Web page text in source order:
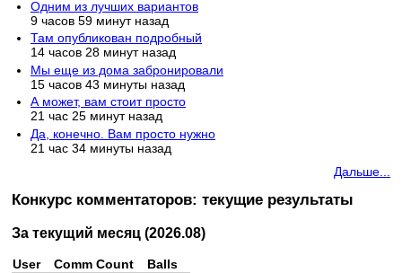
Одним из лучших вариантов
9 часов 59 минут назад
Там опубликован подробный
14 часов 28 минут назад
Мы еще из дома забронировали
15 часов 43 минуты назад
А может, вам стоит просто
21 час 25 минут назад
Да, конечно. Вам просто нужно
21 час 34 минуты назад
Дальше...
Конкурс комментаторов: текущие результаты
За текущий месяц (2026.08)
User Comm Count
Balls